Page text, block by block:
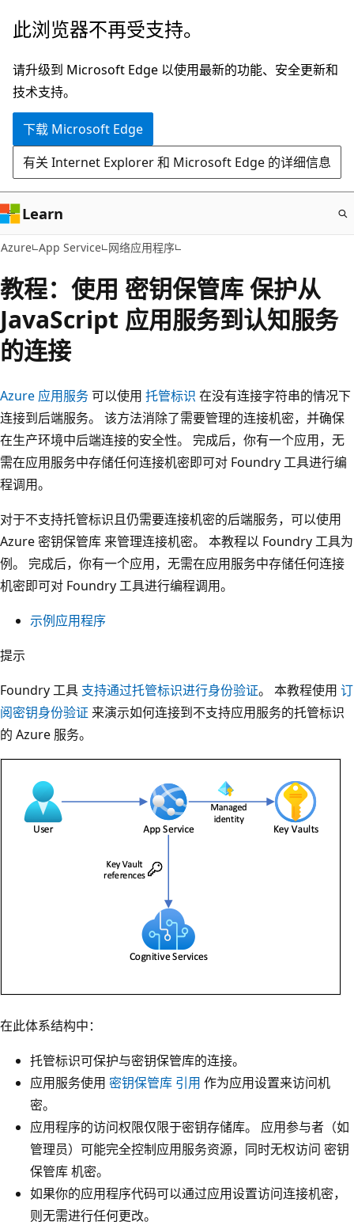
跳
主
要
内
此浏览器不再受支持。
请升级到 Microsoft Edge 以使用最新的功能、安全更新和
技术支持。
下载 Microsoft Edge
有关 Internet Explorer 和 Microsoft Edge 的详细信息
Learn
Azure App Service 网络应用程序
教程：使用 密钥保管库 保护从
JavaScript 应用服务到认知服务
的连接
Azure 应用服务可以使用 托管标识 在没有连接字符串的情况下
连接到后端服务。 该方法消除了需要管理的连接机密，并确保
在生产环境中后端连接的安全性。 完成后，你有一个应用，无
需在应用服务中存储任何连接机密即可对 Foundry 工具进行编
程调用。
对于不支持托管标识且仍需要连接机密的后端服务，可以使用
Azure 密钥保管库 来管理连接机密。 本教程以 Foundry 工具为
例。 完成后，你有一个应用，无需在应用服务中存储任何连接
机密即可对 Foundry 工具进行编程调用。
示例应用程序
提示
Foundry 工具 支持通过托管标识进行身份验证。 本教程使用 订
阅密钥身份验证 来演示如何连接到不支持应用服务的托管标识
的 Azure 服务。
在此体系结构中：
托管标识可保护与密钥保管库的连接。
应用服务使用 密钥保管库 引用 作为应用设置来访问机
密。
应用程序的访问权限仅限于密钥存储库。 应用参与者（如
管理员）可能完全控制应用服务资源，同时无权访问 密钥
保管库 机密。
如果你的应用程序代码可以通过应用设置访问连接机密，
则无需进行任何更改。